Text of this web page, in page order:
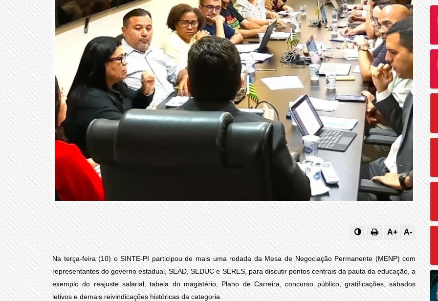
A+ A-
Na terça-feira (10) o SINTE-PI participou de mais uma rodada da Mesa de Negociação Permanente (MENP) com
representantes do governo estadual, SEAD, SEDUC e SERES, para discutir pontos centrais da pauta da educação, a
exemplo do reajuste salarial, tabela do magistério, Plano de Carreira, concurso público, gratificações, sábados
letivos e demais reivindicações históricas da categoria.